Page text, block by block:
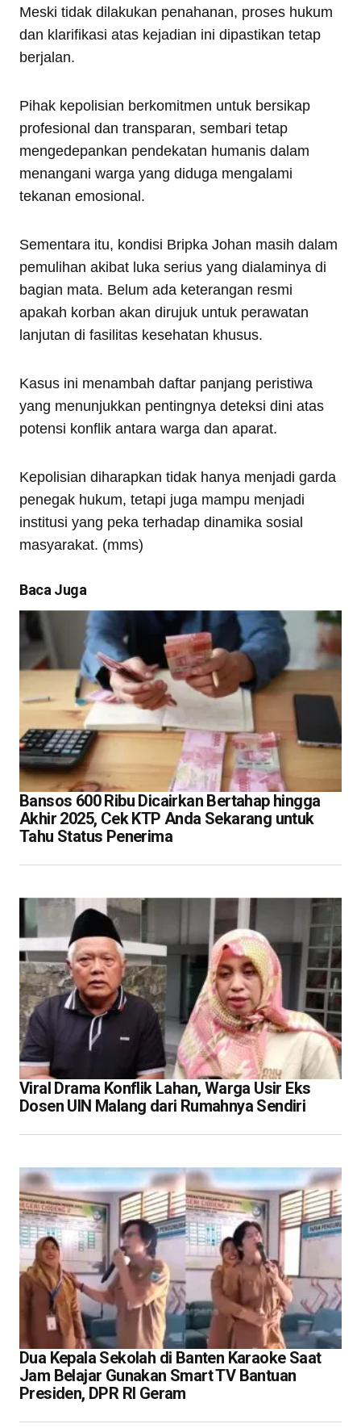
Meski tidak dilakukan penahanan, proses hukum
dan klarifikasi atas kejadian ini dipastikan tetap
berjalan.
Pihak kepolisian berkomitmen untuk bersikap
profesional dan transparan, sembari tetap
mengedepankan pendekatan humanis dalam
menangani warga yang diduga mengalami
tekanan emosional.
Sementara itu, kondisi Bripka Johan masih dalam
pemulihan akibat luka serius yang dialaminya di
bagian mata. Belum ada keterangan resmi
apakah korban akan dirujuk untuk perawatan
lanjutan di fasilitas kesehatan khusus.
Kasus ini menambah daftar panjang peristiwa
yang menunjukkan pentingnya deteksi dini atas
potensi konflik antara warga dan aparat.
Kepolisian diharapkan tidak hanya menjadi garda
penegak hukum, tetapi juga mampu menjadi
institusi yang peka terhadap dinamika sosial
masyarakat. (mms)
Baca Juga
Bansos 600 Ribu Dicairkan Bertahap hingga
Akhir 2025, Cek KTP Anda Sekarang untuk
Tahu Status Penerima
Viral Drama Konflik Lahan, Warga Usir Eks
Dosen UIN Malang dari Rumahnya Sendiri
Dua Kepala Sekolah di Banten Karaoke Saat
Jam Belajar Gunakan Smart TV Bantuan
Presiden, DPR RI Geram